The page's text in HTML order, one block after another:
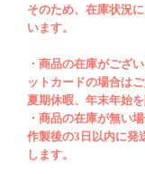
はご入金確認
日、夏期休暇
ダー制により
は、通常約2〜
に発送（祝日
いたします。
願い申し上げま
そのため、在庫状況
います。
・商品の在庫がござ
ットカードの場合は
夏期休暇、年末年始を
・商品の在庫が無い
作製後の3日以内に発
します。